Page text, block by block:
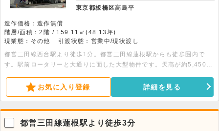
東京都板橋区高島平
造作価格：造作無償
階層/面積：2階 / 159.11㎡(48.13坪)
現業態：その他
引渡状態：営業中/現状渡し
都営三田線西台駅より徒歩1分。都営三田線蓮根駅からも徒歩圏内で
す。駅前ロータリーと大通りに面した大型物件です。天高が約5,450ｍ
お気に入り登録 詳細を見る
都営三田線蓮根駅より徒歩3分